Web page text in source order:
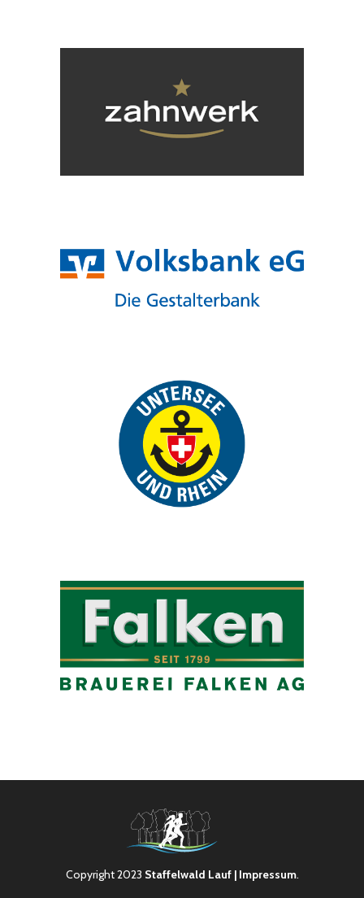
Copyright 2023 Staffelwald Lauf| Impressum.